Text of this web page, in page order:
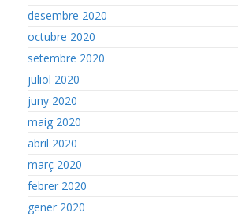
desembre 2020
octubre 2020
setembre 2020
juliol 2020
juny 2020
maig 2020
abril 2020
març 2020
febrer 2020
gener 2020